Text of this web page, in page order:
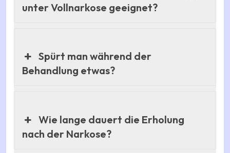
unter Vollnarkose geeignet?
Spürt man während der
Behandlung etwas?
Wie lange dauert die Erholung
nach der Narkose?